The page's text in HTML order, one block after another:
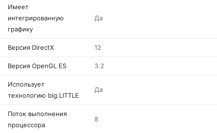
Имеет
интегрированную
графику
Да
Версия DirectX 12
Версия OpenGL ES 3.2
Использует
технологию big.LITTLE
Да
Поток выполнения
процессора
8